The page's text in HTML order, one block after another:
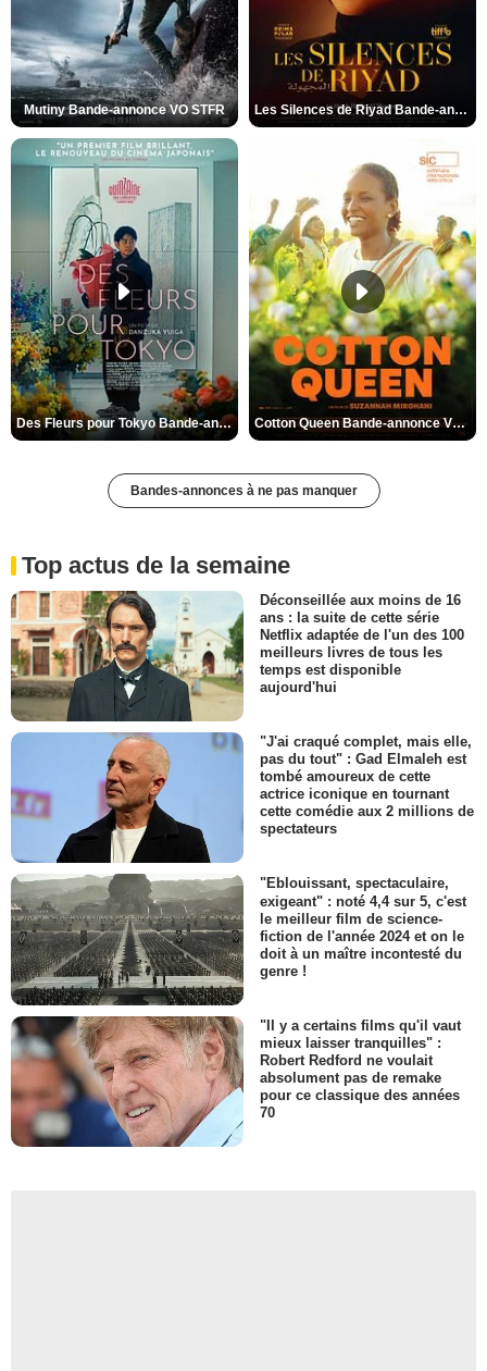
Mutiny Bande-annonce VO STFR Les Silences de Riyad Bande-annonce VO STFR
Des Fleurs pour Tokyo Bande-annonce VO STFR Cotton Queen Bande-annonce VO STFR
Bandes-annonces à ne pas manquer
Top actus de la semaine
Déconseillée aux moins de 16
ans : la suite de cette série
Netflix adaptée de l'un des 100
meilleurs livres de tous les
temps est disponible
aujourd'hui
"J'ai craqué complet, mais elle,
pas du tout" : Gad Elmaleh est
tombé amoureux de cette
actrice iconique en tournant
cette comédie aux 2 millions de
spectateurs
"Eblouissant, spectaculaire,
exigeant" : noté 4,4 sur 5, c'est
le meilleur film de science-
fiction de l'année 2024 et on le
doit à un maître incontesté du
genre !
"Il y a certains films qu'il vaut
mieux laisser tranquilles" :
Robert Redford ne voulait
absolument pas de remake
pour ce classique des années
70